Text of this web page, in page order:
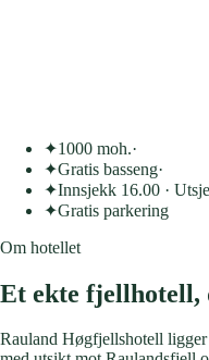
✦1000 moh.·
✦Gratis basseng·
✦Innsjekk 16.00 ·
✦Gratis parkering
Om hotellet
Et ekte fjellhotell,
Rauland Høgfjellshotell